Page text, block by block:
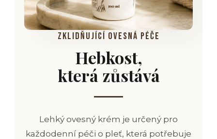
zklidňující ovesná péče
Hebkost,
která zůstává
Lehký ovesný krém je určený pro
každodenní péči o pleť, která potřebuje